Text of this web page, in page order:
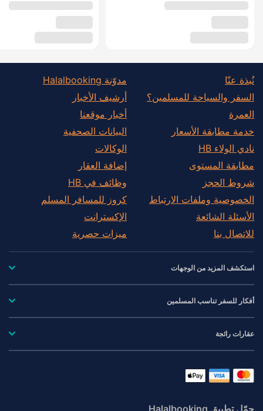
نُبذة عنّا
السفر والسياحة للمسلمين؟
العمرة
خدمة مطابقة الأسعار
نادي الولاء HB
مطابقة المستوى
شروط الحجز
الخصوصية وملفات الارتباط
الأسئلة الشائعة
للاتصال بنا
مدوّنة Halalbooking
أرشيف الأخبار
أخبار موقعنا
البيانات الصحفية
الوكالات
إضافة العقار
وظائف في HB
كروز للمسافر المسلم
الإكسترانت
ميزات حصرية
استكشف المزيد من الوجهات
أفكار للسفر تناسب المسلمين
عقارات رائجة
حمّل تطبيق Halalbooking